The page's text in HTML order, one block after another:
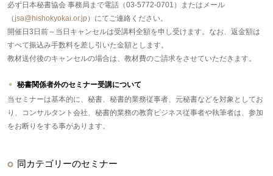
必ず日本秘書協会 事務局まで電話（03-5772-0701）またはメール
（jsa@hishokyokai.or.jp）にてご連絡ください。
開催日3日前～当日キャンセルは受講料全額を申し受けます。なお、返金額は
すべて振込み手数料を差し引いた金額とします。
教材送付後のキャンセルの場合は、教材費のご請求をさせていただきます。
秘書関係者外のセミナー受講について
当セミナーは基本的に、秘書、秘書的業務従事者、元秘書などを対象としてお
り、コンサルタント会社、秘書的業務の教育ビジネス従事者や執筆者は、参加
をお断りをする事があります。
同カテゴリーのセミナー